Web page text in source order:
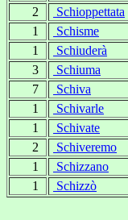
2
Schioppettata
1
Schisme
1
Schiuderà
3
Schiuma
7
Schiva
1
Schivarle
1
Schivate
2
Schiveremo
1
Schizzano
1
Schizzò